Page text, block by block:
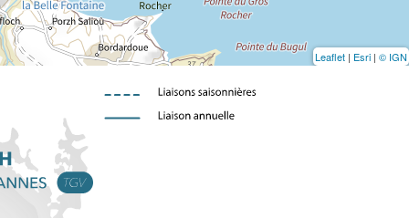
Leaflet | Esri | © IGN